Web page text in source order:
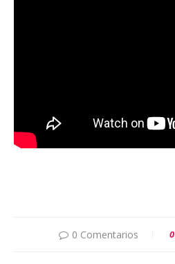
0 Comentarios 0